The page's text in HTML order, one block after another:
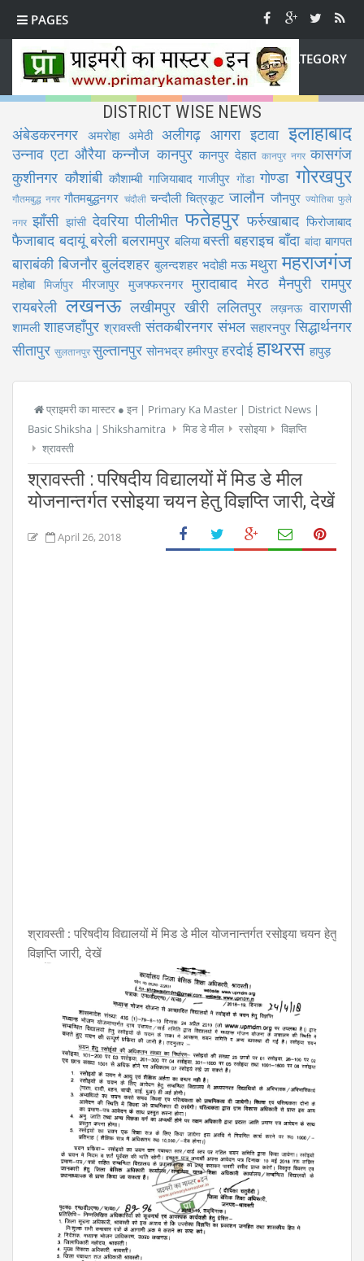
PAGES
CATEGORY
DISTRICT WISE NEWS
अंबेडकरनगर अमरोहा अमेठी अलीगढ़ आगरा इटावा इलाहाबाद
उन्नाव एटा औरैया कन्नौज कानपुर कानपुर देहात कानपुर नगर कासगंज
कुशीनगर कौशांबी कौशाम्बी गाजियाबाद गाजीपुर गोंडा गोण्डा गोरखपुर
गौतमबुद्ध नगर गौतमबुद्धनगर चंदौली चन्दौली चित्रकूट जालौन जौनपुर ज्योतिबा फुले
नगर झाँसी झांसी देवरिया पीलीभीत फतेहपुर फर्रुखाबाद फिरोजाबाद
फैजाबाद बदायूं बरेली बलरामपुर बलिया बस्ती बहराइच बाँदा बांदा बागपत
बाराबंकी बिजनौर बुलंदशहर बुलन्दशहर भदोही मऊ मथुरा महराजगंज
महोबा मिर्जापुर मीरजापुर मुजफ्फरनगर मुरादाबाद मेरठ मैनपुरी रामपुर
रायबरेली लखनऊ लखीमपुर खीरी ललितपुर लख़नऊ वाराणसी
शामली शाहजहाँपुर श्रावस्ती संतकबीरनगर संभल सहारनपुर सिद्धार्थनगर
सीतापुर सुलतानपुरसुल्तानपुर सोनभद्र हमीरपुर हरदोई हाथरस हापुड़
प्राइमरी का मास्टर ● इन | Primary Ka Master | District News |
Basic Shiksha | Shikshamitra
मिड डे मील रसोइया
विज्ञप्ति
श्रावस्ती
श्रावस्ती : परिषदीय विद्यालयों में मिड डे मील
योजनान्तर्गत रसोइया चयन हेतु विज्ञप्ति जारी, देखें
April 26, 2018
श्रावस्ती : परिषदीय विद्यालयों में मिड डे मील योजनान्तर्गत रसोइया चयन हेतु
विज्ञप्ति जारी, देखें